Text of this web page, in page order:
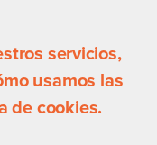
servicios,
usamos las
de cookies.